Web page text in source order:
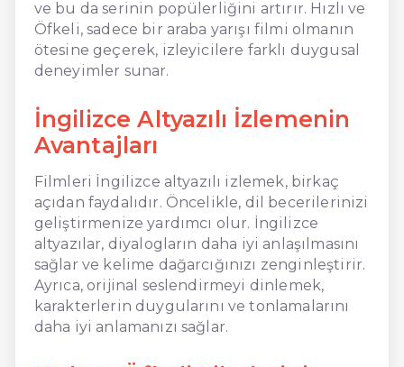
ve bu da serinin popülerliğini artırır. Hızlı ve
Öfkeli, sadece bir araba yarışı filmi olmanın
ötesine geçerek, izleyicilere farklı duygusal
deneyimler sunar.
İngilizce Altyazılı İzlemenin
Avantajları
Filmleri İngilizce altyazılı izlemek, birkaç
açıdan faydalıdır. Öncelikle, dil becerilerinizi
geliştirmenize yardımcı olur. İngilizce
altyazılar, diyalogların daha iyi anlaşılmasını
sağlar ve kelime dağarcığınızı zenginleştirir.
Ayrıca, orijinal seslendirmeyi dinlemek,
karakterlerin duygularını ve tonlamalarını
daha iyi anlamanızı sağlar.